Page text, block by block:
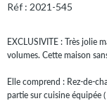
Réf : 2021-545
EXCLUSIVITE : Très jolie
volumes. Cette maison
Elle comprend : Rez-de-
partie sur cuisine équipée